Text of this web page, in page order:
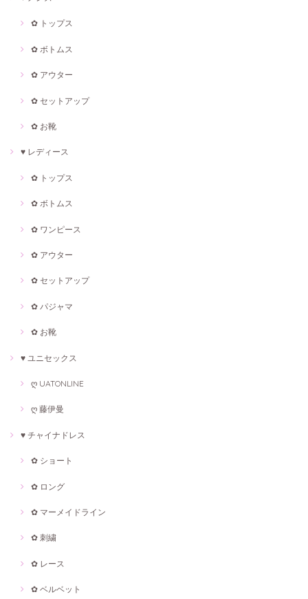
✿ トップス
✿ ボトムス
✿ アウター
✿ セットアップ
✿ お靴
♥ レディース
✿ トップス
✿ ボトムス
✿ ワンピース
✿ アウター
✿ セットアップ
✿ パジャマ
✿ お靴
♥ ユニセックス
ღ UATONLINE
ღ 藤伊曼
♥ チャイナドレス
✿ ショート
✿ ロング
✿ マーメイドライン
✿ 刺繍
✿ レース
✿ ベルベット